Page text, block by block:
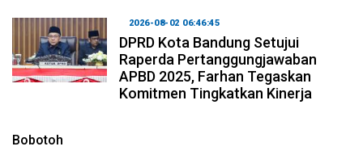
2026-08-02 06:46:45
DPRD Kota Bandung Setujui
Raperda Pertanggungjawaban
APBD 2025, Farhan Tegaskan
Komitmen Tingkatkan Kinerja
Bobotoh